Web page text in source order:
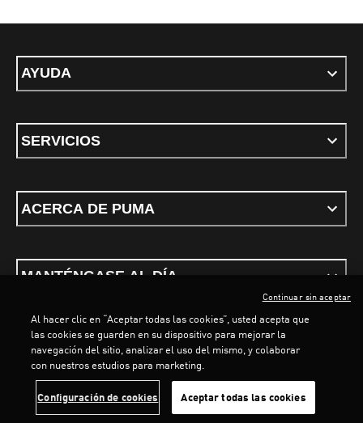
LOADING... LOADING...
AYUDA
SERVICIOS
ACERCA DE PUMA
MANTÉNGASE AL DÍA
Términos y condicionesPolítica de Privacidad
PUMA, 2026. Todos los derechos reservados
Al hacer clic en “Aceptar todas las cookies”, usted acepta que
las cookies se guarden en su dispositivo para mejorar la
navegación del sitio, analizar el uso del mismo, y colaborar
con nuestros estudios para marketing.
Configuración de cookies Aceptar todas las cookies
Continuar sin aceptar